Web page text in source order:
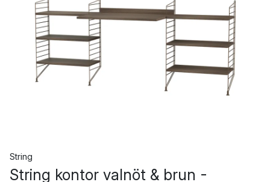
String
String kontor valnöt & brun -